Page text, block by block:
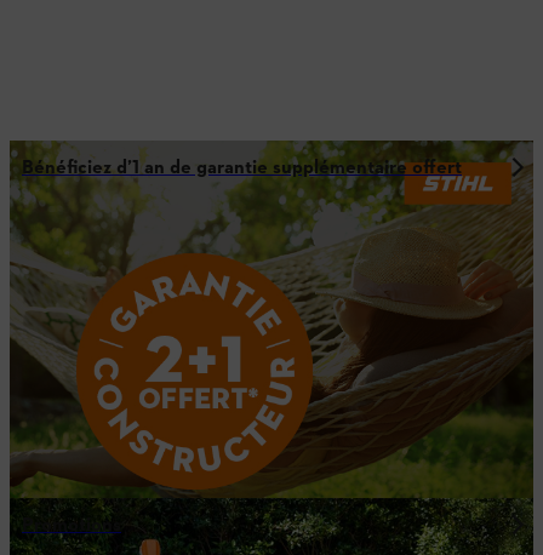
Bénéficiez d’1 an de garantie supplémentaire offert
Promotions